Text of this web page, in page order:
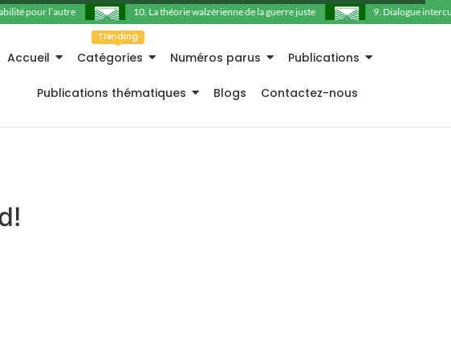
pour l’autre 10. La théorie walzérienne de la guerre juste 9. Dialogue
Accueil Catégories
Trending
Numéros parus Publications
Publications thématiques Blogs Contactez-nous